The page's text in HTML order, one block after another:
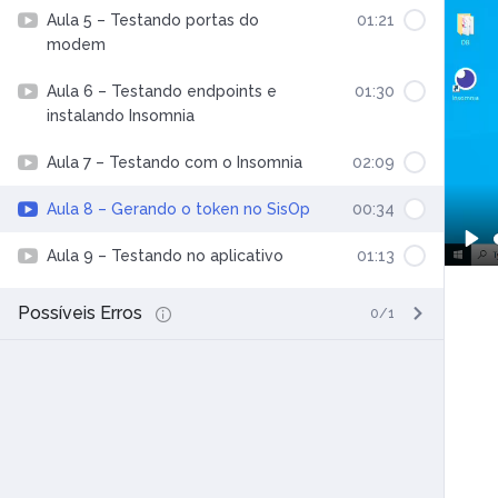
Aula 5 – Testando portas do
modem
01:21
Aula 6 – Testando endpoints e
instalando Insomnia
01:30
Aula 7 – Testando com o Insomnia 02:09
Aula 8 – Gerando o token no SisOp 00:34
Aula 9 – Testando no aplicativo 01:13
Possíveis Erros 0/1